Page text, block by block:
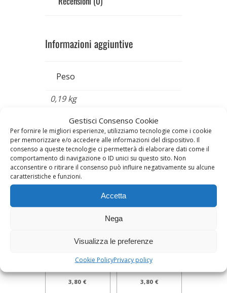
Gestisci Consenso Cookie
Per fornire le migliori esperienze, utilizziamo tecnologie come i cookie
per memorizzare e/o accedere alle informazioni del dispositivo. Il
consenso a queste tecnologie ci permetterà di elaborare dati come il
comportamento di navigazione o ID unici su questo sito. Non
acconsentire o ritirare il consenso può influire negativamente su alcune
caratteristiche e funzioni.
Accetta
Nega
Visualizza le preferenze
Cookie PolicyPrivacy policy
Informazioni aggiuntive
Peso
0,19 kg
Prodotti correlati
PESTO DI
PEPERONI
Confezione da 190 g
3,80€
PESTO ALLA
GENOVESE
Confezione da 190 g
3,80 €